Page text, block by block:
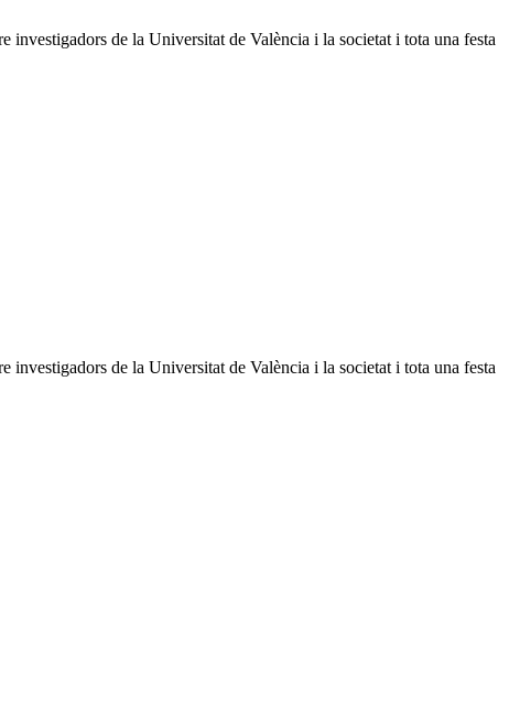
investigadors de la Universitat de València i la societat i tota una festa
investigadors de la Universitat de València i la societat i tota una festa